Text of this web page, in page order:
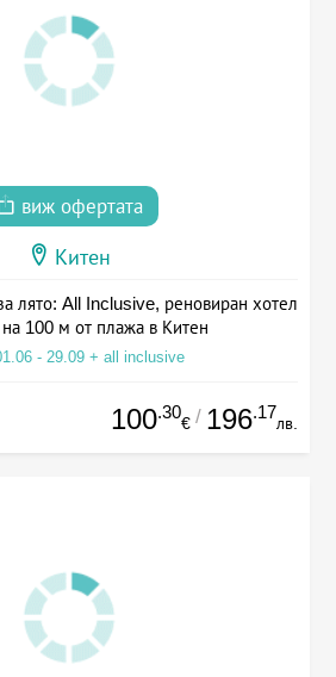
виж офертата
Китен
лято: All Inclusive, реновиран хотел
100 м от плажа в Китен
- 29.09 + all inclusive
100.30
€ / 196.17
лв.